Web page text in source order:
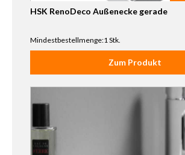
HSK RenoDeco Außenecke gerade
Mindestbestellmenge:1 Stk.
Zum Produkt